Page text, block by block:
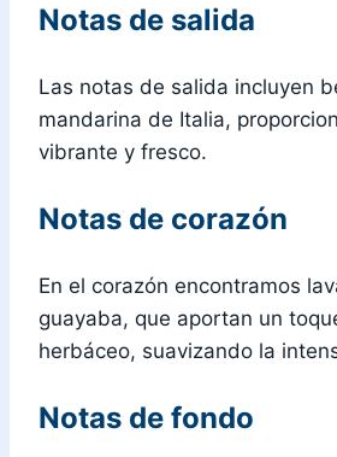
Notas de salida
Las notas de salida incluyen
mandarina de Italia,
vibrante y fresco.
Notas de corazón
En el corazón encontramos
guayaba, que aportan un
herbáceo, suavizando la
Notas de fondo